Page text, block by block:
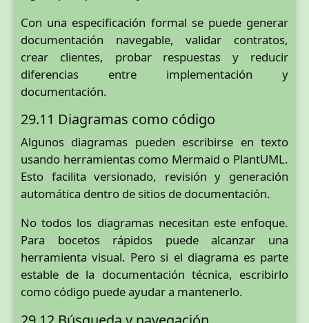
Con una especificación formal se puede generar
documentación navegable, validar contratos,
crear clientes, probar respuestas y reducir
diferencias entre implementación y
documentación.
29.11 Diagramas como código
Algunos diagramas pueden escribirse en texto
usando herramientas como Mermaid o PlantUML.
Esto facilita versionado, revisión y generación
automática dentro de sitios de documentación.
No todos los diagramas necesitan este enfoque.
Para bocetos rápidos puede alcanzar una
herramienta visual. Pero si el diagrama es parte
estable de la documentación técnica, escribirlo
como código puede ayudar a mantenerlo.